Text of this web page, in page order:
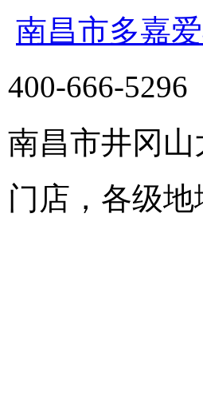
南昌市多嘉
400-666-5296
南昌市井冈山
门店，各级